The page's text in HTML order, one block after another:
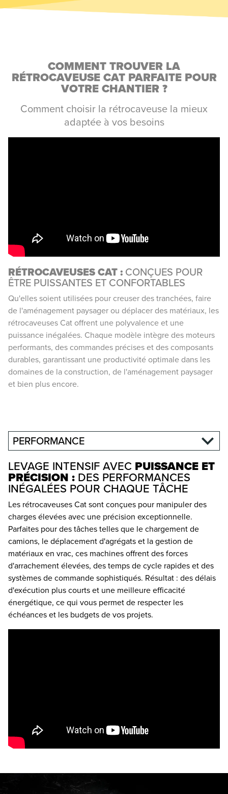
COMMENT TROUVER LA
RÉTROCAVEUSE CAT PARFAITE POUR
VOTRE CHANTIER ?
Comment choisir la rétrocaveuse la mieux
adaptée à vos besoins
RÉTROCAVEUSES CAT : CONÇUES POUR
ÊTRE PUISSANTES ET CONFORTABLES
Qu'elles soient utilisées pour creuser des tranchées, faire
de l'aménagement paysager ou déplacer des matériaux, les
rétrocaveuses Cat offrent une polyvalence et une
puissance inégalées. Chaque modèle intègre des moteurs
performants, des commandes précises et des composants
durables, garantissant une productivité optimale dans les
domaines de la construction, de l'aménagement paysager
et bien plus encore.
PERFORMANCE
LEVAGE INTENSIF AVEC PUISSANCE ET
PRÉCISION : DES PERFORMANCES
INÉGALÉES POUR CHAQUE TÂCHE
Les rétrocaveuses Cat sont conçues pour manipuler des
charges élevées avec une précision exceptionnelle.
Parfaites pour des tâches telles que le chargement de
camions, le déplacement d'agrégats et la gestion de
matériaux en vrac, ces machines offrent des forces
d'arrachement élevées, des temps de cycle rapides et des
systèmes de commande sophistiqués. Résultat : des délais
d'exécution plus courts et une meilleure efficacité
énergétique, ce qui vous permet de respecter les
échéances et les budgets de vos projets.